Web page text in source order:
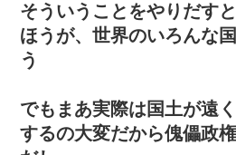
そういうことをやりだす
ほうが、世界のいろんな
う
でもまあ実際は国土が遠
するの大変だから傀儡政